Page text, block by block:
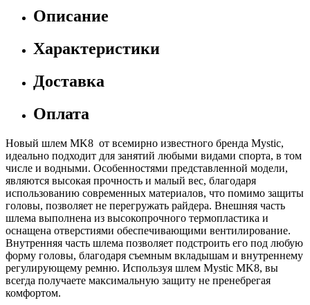
Описание
Характеристики
Доставка
Оплата
Новый шлем MK8 от всемирно известного бренда Mystic,
идеально подходит для занятий любыми видами спорта, в том
числе и водными. Особенностями представленной модели,
являются высокая прочность и малый вес, благодаря
использованию современных материалов, что помимо защиты
головы, позволяет не перегружать райдера. Внешняя часть
шлема выполнена из высокопрочного термопластика и
оснащена отверстиями обеспечивающими вентилирование.
Внутренняя часть шлема позволяет подстроить его под любую
форму головы, благодаря съемным вкладышам и внутреннему
регулирующему ремню. Используя шлем Mystic MK8, вы
всегда получаете максимальную защиту не пренебрегая
комфортом.